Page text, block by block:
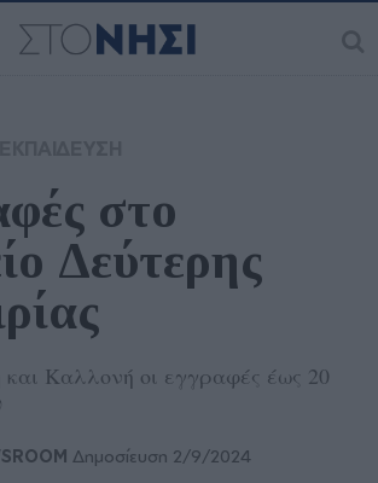
στο
Δεύτερης
Καλλονή οι εγγραφές έως 20
Δημοσίευση 2/9/2024